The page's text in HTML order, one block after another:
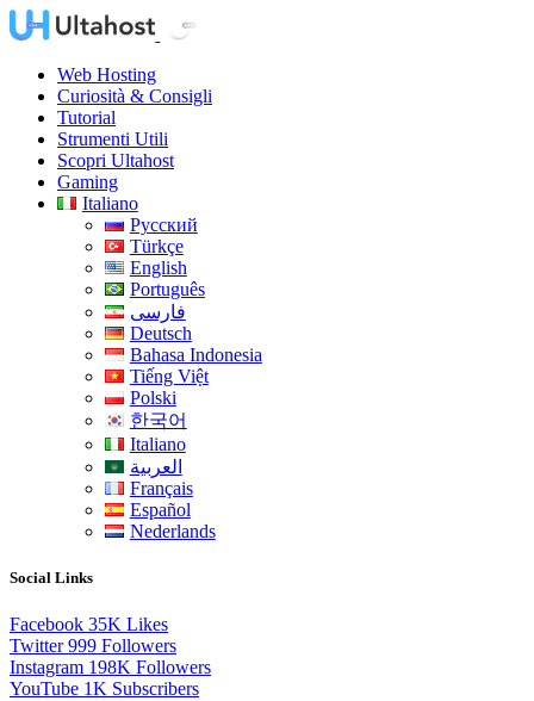
Web Hosting
Curiosità & Consigli
Tutorial
Strumenti Utili
Scopri Ultahost
Gaming
Italiano
Русский
Türkçe
English
Português
فارسی
Deutsch
Bahasa Indonesia
Tiếng Việt
Polski
한국어
Italiano
العربية
Français
Español
Nederlands
Social Links
Facebook 35K Likes
Twitter 999 Followers
Instagram 198K Followers
YouTube 1K Subscribers